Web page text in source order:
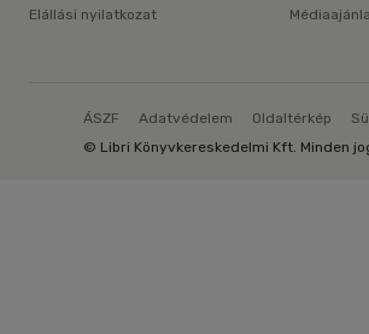
Elállási nyilatkozat
ÁSZF Adatvédelem Oldaltérkép
© Libri Könyvkereskedelmi Kft. Minden